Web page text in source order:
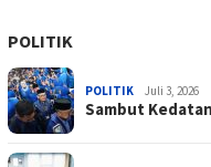
POLITIK
POLITIK Juli 3, 2026
Sambut